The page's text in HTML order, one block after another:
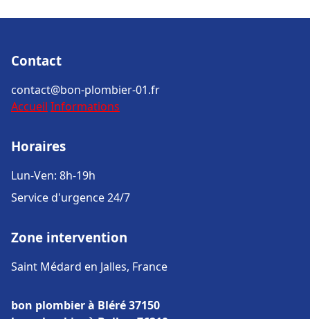
Contact
contact@bon-plombier-01.fr
Accueil Informations
Horaires
Lun-Ven: 8h-19h
Service d'urgence 24/7
Zone intervention
Saint Médard en Jalles, France
bon plombier à Bléré 37150